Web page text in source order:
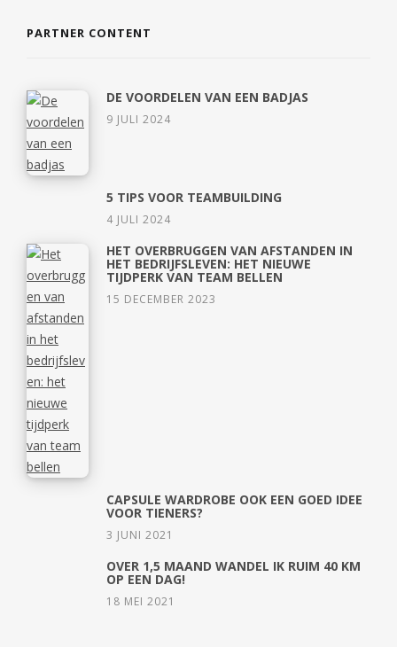
PARTNER CONTENT
DE VOORDELEN VAN EEN BADJAS
9 JULI 2024
5 TIPS VOOR TEAMBUILDING
4 JULI 2024
HET OVERBRUGGEN VAN AFSTANDEN IN
HET BEDRIJFSLEVEN: HET NIEUWE
TIJDPERK VAN TEAM BELLEN
15 DECEMBER 2023
CAPSULE WARDROBE OOK EEN GOED IDEE
VOOR TIENERS?
3 JUNI 2021
OVER 1,5 MAAND WANDEL IK RUIM 40 KM
OP EEN DAG!
18 MEI 2021